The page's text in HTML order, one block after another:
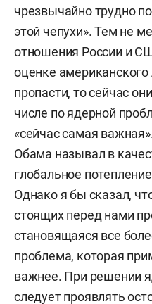
чрезвычайно трудно
этой чепухи». Тем не
отношения России и
оценке американского
пропасти, то сейчас
числе по ядерной
«сейчас самая
Обама называл в
глобальное
Однако я бы сказал,
стоящих перед нами
становящаяся все
проблема, которая
важнее. При решении
следует проявлять